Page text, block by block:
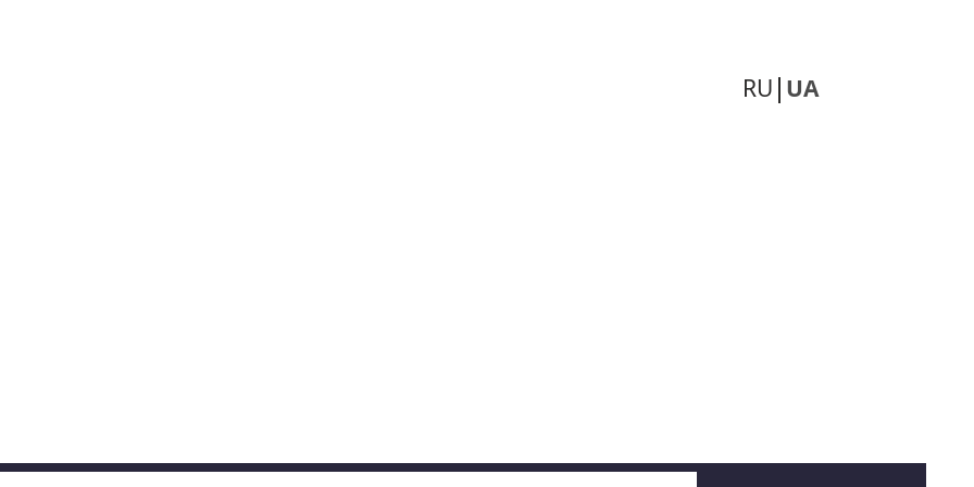
RU UA